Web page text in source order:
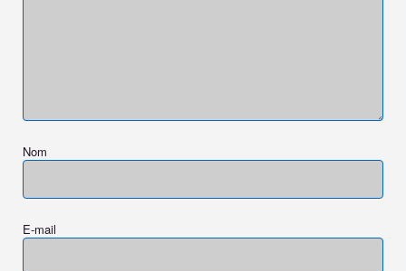
Nom
E-mail